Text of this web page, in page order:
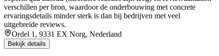
verschillen per bron, waardoor de onderbouwing met concrete
ervaringsdetails minder sterk is dan bij bedrijven met veel
uitgebreide reviews.
Ordel 1, 9331 EX Norg, Nederland
Bekijk details